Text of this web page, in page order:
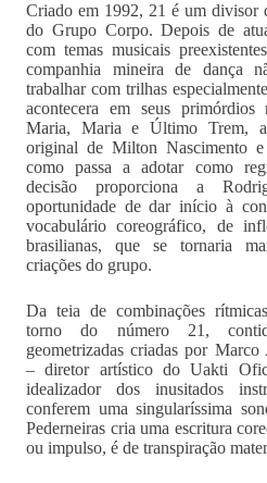
Criado em 1992, 21 é um divisor
do Grupo Corpo. Depois de
com temas musicais
companhia mineira de dança
trabalhar com trilhas
acontecera em seus primórdios
Maria, Maria e Último Trem,
original de Milton Nascimento
como passa a adotar como
decisão proporciona a
oportunidade de dar início à
vocabulário coreográfico, de
brasilianas, que se tornaria
criações do grupo.
Da teia de combinações
torno do número 21,
geometrizadas criadas por
– diretor artístico do Uakti
idealizador dos inusitados
conferem uma singularíssima
Pederneiras cria uma escritura
ou impulso, é de transpiração